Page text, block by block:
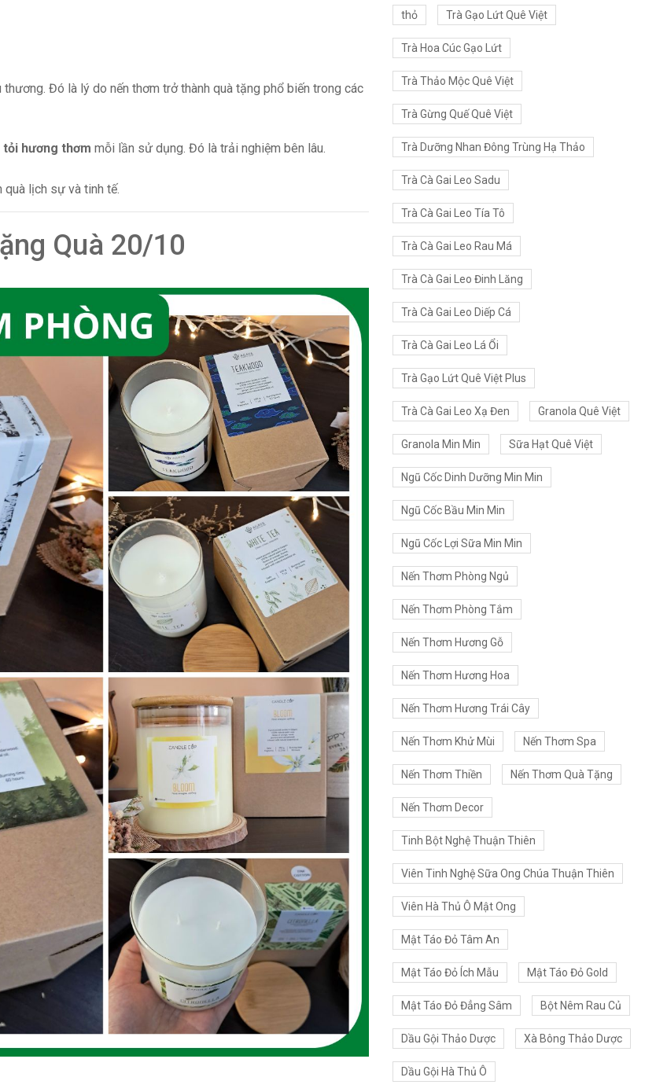
Đó là lý do nến thơm trở thành quà tặng phổ biến trong các
hương thơm mỗi lần sử dụng. Đó là trải nghiệm bên lâu.
quà lịch sự và tinh tế.
Quà 20/10
thỏ Trà Gạo Lứt Quê Việt
Trà Hoa Cúc Gạo Lứt
Trà Thảo Mộc Quê Việt
Trà Gừng Quế Quê Việt
Trà Dưỡng Nhan Đông Trùng Hạ Thảo
Trà Cà Gai Leo Sadu
Trà Cà Gai Leo Tía Tô
Trà Cà Gai Leo Rau Má
Trà Cà Gai Leo Đinh Lăng
Trà Cà Gai Leo Diếp Cá
Trà Cà Gai Leo Lá Ổi
Trà Gạo Lứt Quê Việt Plus
Trà Cà Gai Leo Xạ Đen Granola Quê Việt
Granola Min Min Sữa Hạt Quê Việt
Ngũ Cốc Dinh Dưỡng Min Min
Ngũ Cốc Bầu Min Min
Ngũ Cốc Lợi Sữa Min Min
Nến Thơm Phòng Ngủ
Nến Thơm Phòng Tắm
Nến Thơm Hương Gỗ
Nến Thơm Hương Hoa
Nến Thơm Hương Trái Cây
Nến Thơm Khử Mùi Nến Thơm Spa
Nến Thơm Thiền Nến Thơm Quà Tặng
Nến Thơm Decor
Tinh Bột Nghệ Thuận Thiên
Viên Tinh Nghệ Sữa Ong Chúa Thuận Thiên
Viên Hà Thủ Ô Mật Ong
Mật Táo Đỏ Tâm An
Mật Táo Đỏ Ích Mẫu Mật Táo Đỏ Gold
Mật Táo Đỏ Đẳng Sâm Bột Nêm Rau Củ
Dầu Gội Thảo Dược Xà Bông Thảo Dược
Dầu Gội Hà Thủ Ô